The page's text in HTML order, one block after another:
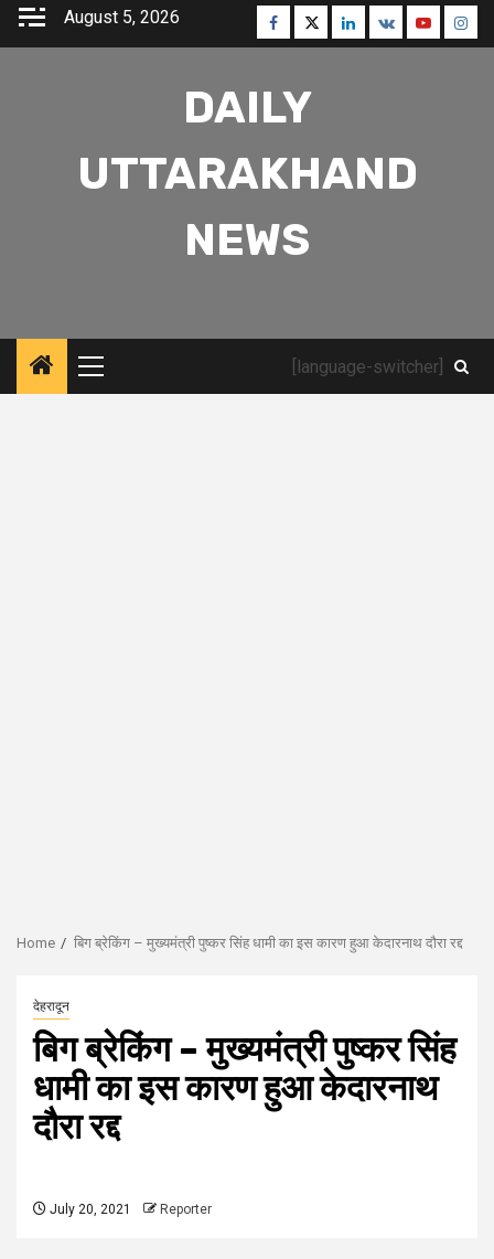
Skip
August 5, 2026 Facebook
TwitterLinkedin
VK Youtube
DAILY
UTTARAKHAND
NEWS
Primary
Menu
[language-switcher]
Home बिग ब्रेकिंग – मुख्यमंत्री पुष्कर सिंह धामी का इस कारण हुआ केदारनाथ दौरा रद्द
देहरादून
बिग ब्रेकिंग – मुख्यमंत्री पुष्कर सिंह
धामी का इस कारण हुआ केदारनाथ
दौरा रद्द
July 20, 2021 Reporter